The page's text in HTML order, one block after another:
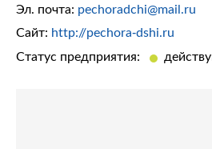
Эл. почта: pechoradchi@mail.ru
Сайт: http://pechora-dshi.ru
Статус предприятия: